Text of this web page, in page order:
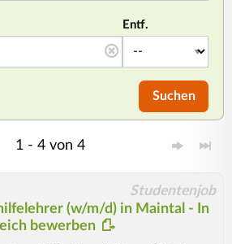
Entf.
Suchen
1 - 4 von 4
Studentenjob
(w/m/d) in Maintal - In
bewerben